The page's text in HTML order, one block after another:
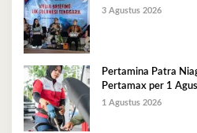
3 Agustus 2026
Pertamina Patra
Pertamax per 1
1 Agustus 2026